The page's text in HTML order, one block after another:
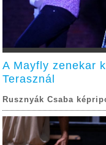
A Mayfly zenekar
Terasznál
Rusznyák Csaba